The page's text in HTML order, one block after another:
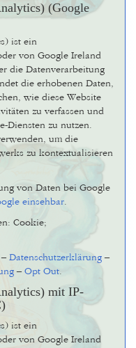
(Google
ist ein
von Google Ireland
die Datenverarbeitung
die erhobenen Daten,
wie diese Website
zu verfassen und
Diensten zu nutzen.
um die
zu kontextualisieren
von Daten bei Google
einsehbar.
Cookie;
Datenschutzerklärung –
– Opt Out.
mit IP-
ist ein
von Google Ireland